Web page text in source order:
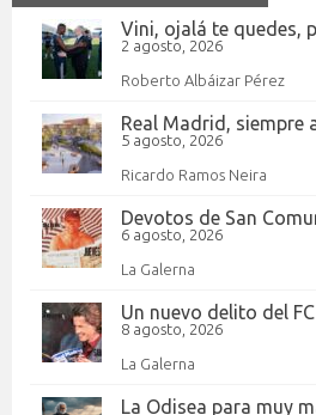
Vini, ojalá te quedes,
2 agosto, 2026
Roberto Albáizar Pérez
Real Madrid, siempre
5 agosto, 2026
Ricardo Ramos Neira
Devotos de San
6 agosto, 2026
La Galerna
Un nuevo delito del
8 agosto, 2026
La Galerna
La Odisea para muy